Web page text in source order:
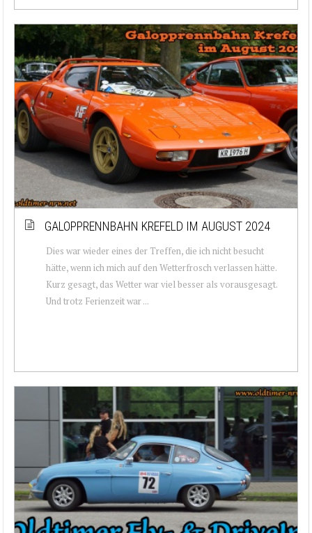
GALOPPRENNBAHN KREFELD IM AUGUST 2024
Dies war wieder eines der Treffen, die ich nicht besucht
hätte, wenn ich mich auf den Wetterfrosch verlassen hätte.
Kurz gesagt, das Wetter war viel besser als vorausgesagt.
Und trotz Ferienzeit war ...